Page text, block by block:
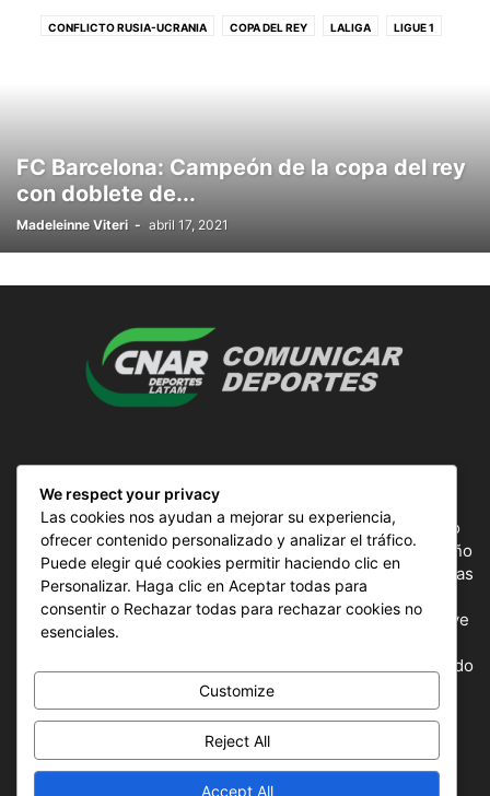
CONFLICTO RUSIA-UCRANIA COPA DEL REY LALIGA LIGUE 1
FC Barcelona: Campeón de la copa del rey
con doblete de...
Madeleinne Viteri - abril 17, 2021
ComunicAr Deportes es un proyecto de noticias creado
por el director y Productor argentino Ale Gordillo en el año
2018, perteneciente a CnAr Latam y MS Interactiva noticias
deportivas de todo el continente latinoamericano y el
mundo, todos los deportes en un solo sitio, donde se vive
la pasión por esta actividad, nuestros periodistas
capacitados para mostrar la información precisa del mundo
deportivo.
SÍGUENOS
We respect your privacy
Las cookies nos ayudan a mejorar su experiencia,
ofrecer contenido personalizado y analizar el tráfico.
Puede elegir qué cookies permitir haciendo clic en
Personalizar. Haga clic en Aceptar todas para
consentir o Rechazar todas para rechazar cookies no
esenciales.
Customize
Reject All
Accept All